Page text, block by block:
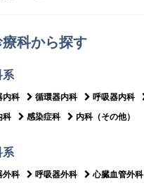
療科から探す
系
内科 循環器内科 呼吸器内科
科
感染症科 内科（その他）
系
外科 呼吸器外科 心臓血管外科